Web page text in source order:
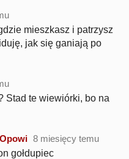
mieszkasz i patrzysz
jak się ganiają po
Stad te wiewiórki, bo na
8 miesięcy temu
gołdupiec